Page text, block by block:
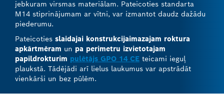
jebkuram virsmas materiālam. Pateicoties standarta
M14 stiprinājumam ar vītni, var izmantot daudz dažādu
piederumu.
Pateicoties slaidajai konstrukcijaimazajam roktura
apkārtmēram un pa perimetru izvietotajam
papildrokturim pulētājs GPO 14 CE teicami ieguļ
plaukstā. Tādējādi arī lielus laukumus var apstrādāt
vienkārši un bez pūlēm.